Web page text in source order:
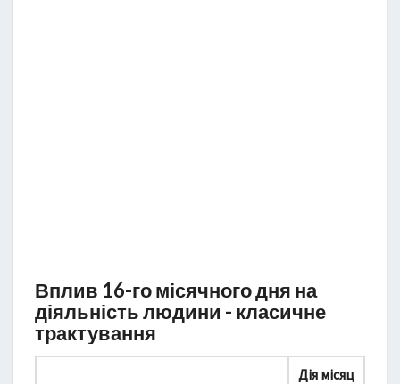
Вплив 16-го місячного дня на
діяльність людини - класичне
трактування
Дія місяц